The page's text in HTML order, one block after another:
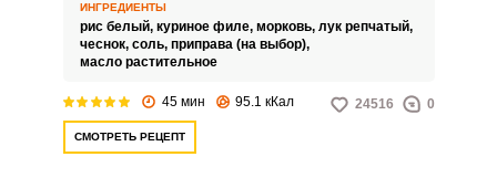
ИНГРЕДИЕНТЫ
рис белый, куриное филе, морковь, лук репчатый,
чеснок, соль, приправа (на выбор),
масло растительное
45 мин 95.1 кКал 24516 0
СМОТРЕТЬ РЕЦЕПТ